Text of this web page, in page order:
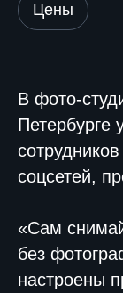
Цены
В фото-
Петербурге
соцсетей,
«Сам
без
настроены